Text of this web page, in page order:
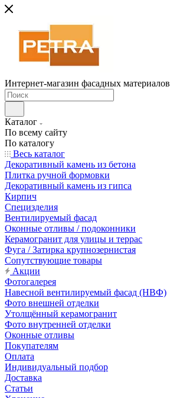
Интернет-магазин фасадных материалов
Каталог
По всему сайту
По каталогу
Весь каталог
Декоративный камень из бетона
Плитка ручной формовки
Декоративный камень из гипса
Кирпич
Специзделия
Вентилируемый фасад
Оконные отливы / подоконники
Керамогранит для улицы и террас
Фуга / Затирка крупнозернистая
Сопутствующие товары
Акции
Фотогалерея
Навесной вентилируемый фасад (НВФ)
Фото внешней отделки
Утолщённый керамогранит
Фото внутренней отделки
Оконные отливы
Покупателям
Оплата
Индивидуальный подбор
Доставка
Статьи